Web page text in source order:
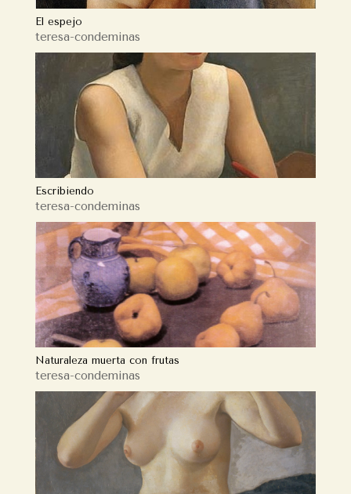
El espejo
teresa-condeminas
Escribiendo
teresa-condeminas
Naturaleza muerta con frutas
teresa-condeminas